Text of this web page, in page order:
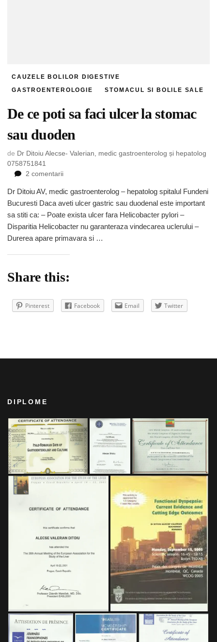
CAUZELE BOLILOR DIGESTIVE
GASTROENTEROLOGIE
STOMACUL SI BOLILE SALE
De ce poti sa faci ulcer la stomac
sau duoden
de Dr Ditoiu Alecse- Valerian, medic gastroenterolog și hepatolog
0758751841
2 comentariila
ce
poti
sa
faci
stomac
duoden
Dr Ditoiu AV, medic gastroenterolog – hepatolog spitalul Fundeni
Bucuresti Daca aveti ulcer gastric sau duodenal este important
sa stiti ca: – Poate exista ulcer fara Helicobacter pylori –
Disparitia Helicobacter nu garanteraza vindecarea uclerului –
Durerea apare primavara si …
Share this:
Pinterest Facebook Email Twitter
DIPLOME